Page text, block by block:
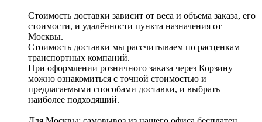
Стоимость доставки зависит от веса и объема заказа, его
стоимости, и удалённости пункта назначения от
Москвы.
Стоимость доставки мы рассчитываем по расценкам
транспортных компаний.
При оформлении розничного заказа через Корзину
можно ознакомиться с точной стоимостью и
предлагаемыми способами доставки, и выбрать
наиболее подходящий.